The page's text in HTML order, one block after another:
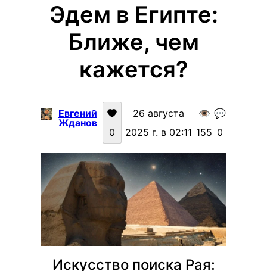
Эдем в Египте:
Ближе, чем
кажется?
Евгений
Жданов
0
26 августа
2025 г. в 02:11
👁️
155
💬
0
Искусство поиска Рая: